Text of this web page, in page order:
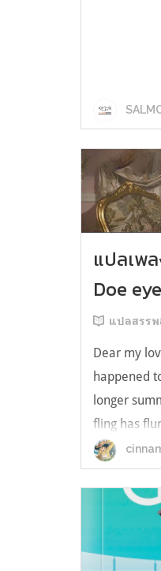
แปลเพ
Doe
แปลสรรพ
Dear my
happened
longer
fling has
still spin
คุณบนแผ่นเ
homeในใ